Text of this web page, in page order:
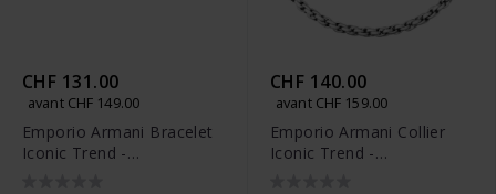
CHF 131.00
avant CHF 149.00
Emporio Armani Bracelet
Iconic Trend -
CHF 140.00
avant CHF 159.00
Emporio Armani Collier
Iconic Trend -